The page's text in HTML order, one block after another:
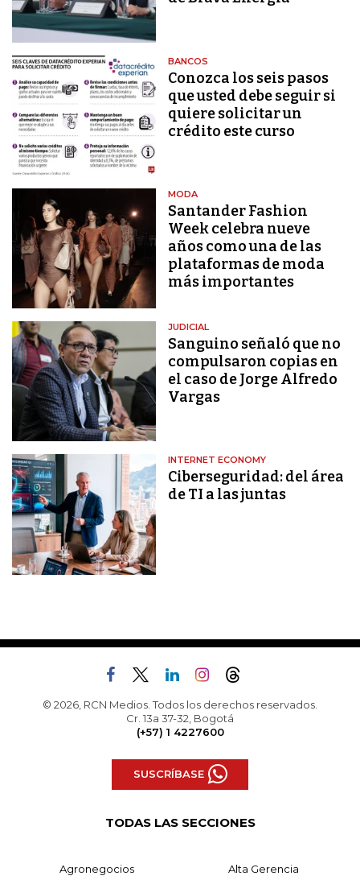
BANCOS
Conozca los seis pasos
que usted debe seguir si
quiere solicitar un
crédito este curso
MODA
Santander Fashion
Week celebra nueve
años como una de las
plataformas de moda
más importantes
JUDICIAL
Sanguino señaló que no
compulsaron copias en
el caso de Jorge Alfredo
Vargas
INTERNET ECONOMY
Ciberseguridad: del área
de TI a las juntas
© 2026, RCN Medios. Todos los derechos reservados.
Cr. 13a 37-32, Bogotá
(+57) 1 4227600
SUSCRÍBASE
TODAS LAS SECCIONES
Agronegocios Alta Gerencia